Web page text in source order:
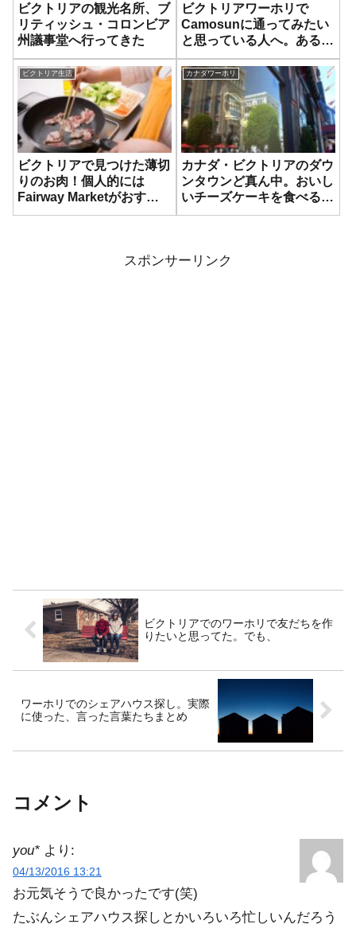
ビクトリアの観光名所、ブ
リティッシュ・コロンビア
州議事堂へ行ってきた
ビクトリアワーホリで
Camosunに通ってみたい
と思っている人へ。ある程
度PCに慣れておかないと
キツイかもしれません。
ビクトリア生活
ビクトリアで見つけた薄切
りのお肉！個人的には
Fairway Marketがおすす
め！
カナダワーホリ
カナダ・ビクトリアのダウ
ンタウンど真ん中。おいし
いチーズケーキを食べるな
ら、Murchie’s（マーチー
スポンサーリンク
ビクトリアでのワーホリで友だちを作
りたいと思ってた。でも、
ワーホリでのシェアハウス探し。実際
に使った、言った言葉たちまとめ
コメント
you* より:
04/13/2016 13:21
お元気そうで良かったです(笑)
たぶんシェアハウス探しとかいろいろ忙しいんだろう